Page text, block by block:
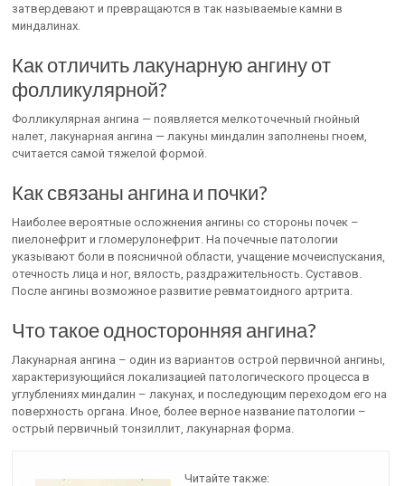
затвердевают и превращаются в так называемые камни в
миндалинах.
Как отличить лакунарную ангину от
фолликулярной?
Фолликулярная ангина — появляется мелкоточечный гнойный
налет, лакунарная ангина — лакуны миндалин заполнены гноем,
считается самой тяжелой формой.
Как связаны ангина и почки?
Наиболее вероятные осложнения ангины со стороны почек –
пиелонефрит и гломерулонефрит. На почечные патологии
указывают боли в поясничной области, учащение мочеиспускания,
отечность лица и ног, вялость, раздражительность. Суставов.
После ангины возможное развитие ревматоидного артрита.
Что такое односторонняя ангина?
Лакунарная ангина – один из вариантов острой первичной ангины,
характеризующийся локализацией патологического процесса в
углублениях миндалин – лакунах, и последующим переходом его на
поверхность органа. Иное, более верное название патологии –
острый первичный тонзиллит, лакунарная форма.
Читайте также: